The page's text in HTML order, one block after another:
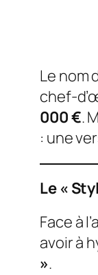
Le nom
chef-
000 €.
: une
Le «
Face à
avoir à
».